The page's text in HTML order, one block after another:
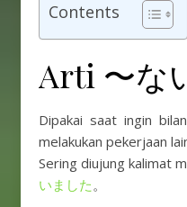
Contents
Arti 〜な
Dipakai saat ingin bilang melakukan sesuatu tanpa
melakukan pekerjaan
Sering diujung kalimat
いました。